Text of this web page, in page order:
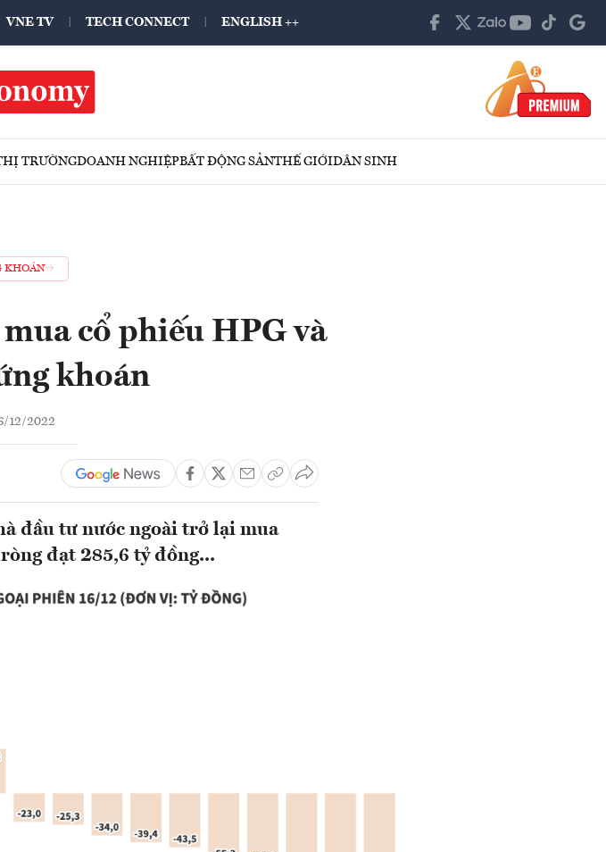
VNE TV TECH CONNECT ENGLISH ++
TRƯỜNGDOANH NGHIỆPBẤT ĐỘNG SẢNTHẾ GIỚIDÂN SINH
KHOÁN
cổ phiếu HPG và
khoán
12/2022
đầu tư nước ngoài trở lại mua
đạt 285,6 tỷ đồng...